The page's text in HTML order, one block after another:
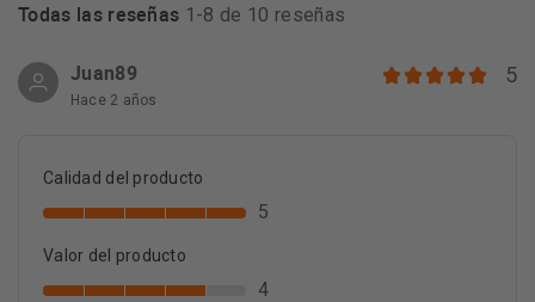
Todas las reseñas 1-8 de 10 reseñas
Juan89
Hace 2 años
5
Calidad del producto
5
Valor del producto
4